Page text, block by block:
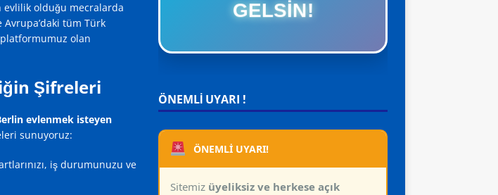
evlilik olduğu mecralarda
tüm Türk
olan
Şifreleri
evlenmek isteyen
sunuyoruz:
iş durumunuzu ve
GELSIN!
ÖNEMLİ UYARI !
ÖNEMLİ UYARI!
Sitemiz üyeliksiz ve herkese açık